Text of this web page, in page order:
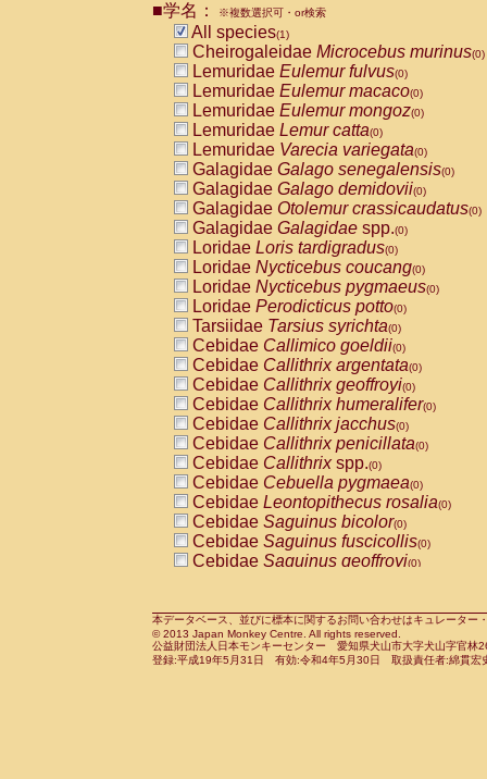
CebidaeCebus nigrivittatus
CebidaeCebus
CebidaeSaimiri boliviensis(0)
CebidaeSaimiri sciureus(0)
AtelidaeAlouatta caraya(0)
AtelidaeAlouatta fusca(0)
AtelidaeAlouatta seniculus
AtelidaeAlouattaspp.(0)
AtelidaeAteles belzebuth(0)
AtelidaeAteles geoffroyi(0)
AtelidaeAteles paniscus(0)
AtelidaeAtelesspp.(0)
Atelidae Lagothrix lagothricha
AtelidaeLagothrix lagothricha cana
PitheciidaeCacajao calvus
PitheciidaeCallicebus cupreus
PitheciidaeCallicebus donacophilus
PitheciidaeCallicebus moloch
PitheciidaeCallicebus torquatus
PitheciidaeCallicebusspp.(0)
PitheciidaeChiropotes satanas(0)
PitheciidaePithecia monachus
PitheciidaePithecia pithecia(0)
CercopithecidaeCercocebus agilis
CercopithecidaeCercocebus
CercopithecidaeCercocebus
CercopithecidaeCercocebus
CercopithecidaeCercocebus
CercopithecidaeCercocebushybrid
CercopithecidaePapio anubis(0)
CercopithecidaePapio cynocephalus
CercopithecidaePapio hamadryas(0)
■学名： ※複数選択可・or検索
All species(1)
Cheirogaleidae Microcebus murinus(0)
Lemuridae Eulemur fulvus(0)
Lemuridae Eulemur macaco(0)
Lemuridae Eulemur mongoz(0)
Lemuridae Lemur catta(0)
Lemuridae Varecia variegata(0)
Galagidae Galago senegalensis(0)
Galagidae Galago demidovii(0)
Galagidae Otolemur crassicaudatus(0)
Galagidae Galagidae spp.(0)
Loridae Loris tardigradus(0)
Loridae Nycticebus coucang(0)
Loridae Nycticebus pygmaeus(0)
Loridae Perodicticus potto(0)
Tarsiidae Tarsius syrichta(0)
Cebidae Callimico goeldii(0)
Cebidae Callithrix argentata(0)
Cebidae Callithrix geoffroyi(0)
Cebidae Callithrix humeralifer(0)
Cebidae Callithrix jacchus(0)
Cebidae Callithrix penicillata(0)
Cebidae Callithrixspp.(0)
Cebidae Cebuella pygmaea(0)
Cebidae Leontopithecus rosalia(0)
Cebidae Saguinus bicolor(0)
Cebidae Saguinus fuscicollis(0)
Cebidae Saguinus geoffroyi(0)
CebidaeSaguinus leucopus(0)
CebidaeSaguinus midas(0)
Cebidae Saguinus mystax(0)
本データベース、並びに標本に関するお問い合わせはキュレータ
© 2013 Japan Monkey Centre. All rights reserved.
公益財団法人日本モンキーセンター 愛知県犬山市大字犬山字官
登録:平成19年5月31日 有効:令和4年5月30日 取扱責任者:綿貫宏